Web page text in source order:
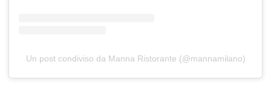
Un post condiviso da Manna Ristorante (@mannamilano)